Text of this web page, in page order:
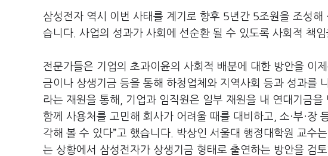
삼성전자 역시 이번 사태를 계기로 향후 5년간 5조원을 조성해
습니다 사업의 성과가 사회에 선순환 될 수 있도록 사회적 책
전문가들은 기업의 초과이윤의 사회적 배분에 대한 방안을 이
금이나 상생기금 등을 통해 하청업체와 지역사회 등과 성과를
라는 재원을 통해
기업과 임직원은 일부 재원을 내 연대기금을
함께 사용처를 고민해 회사가 어려울 때를 대비하고
소·부·장
각해 볼 수 있다”고 했습니다 박상인 서울대 행정대학원 교수는
는 상황에서 삼성전자가 상생기금 형태로 출연하는 방안을 검